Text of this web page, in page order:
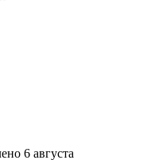
6 августа